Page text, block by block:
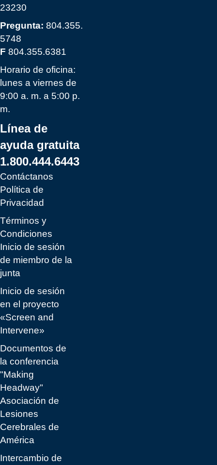
23230
Pregunta: 804.355.
5748
F 804.355.6381
Horario de oficina:
lunes a viernes de
9:00 a. m. a 5:00 p.
m.
Línea de
ayuda gratuita
1.800.444.6443
Contáctanos
Política de
Privacidad
Términos y
Condiciones
Inicio de sesión
de miembro de la
junta
Inicio de sesión
en el proyecto
«Screen and
Intervene»
Documentos de
la conferencia
"Making
Headway"
Asociación de
Lesiones
Cerebrales de
América
Intercambio de